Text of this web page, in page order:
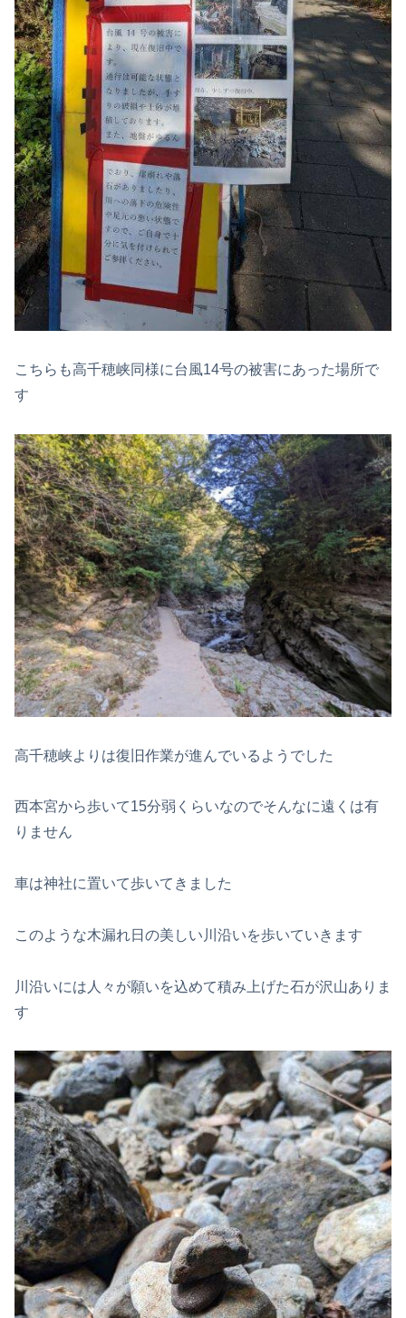
こちらも高千穂峡同様に台風14号の被害にあった場所で
す
高千穂峡よりは復旧作業が進んでいるようでした
西本宮から歩いて15分弱くらいなのでそんなに遠くは有
りません
車は神社に置いて歩いてきました
このような木漏れ日の美しい川沿いを歩いていきます
川沿いには人々が願いを込めて積み上げた石が沢山ありま
す